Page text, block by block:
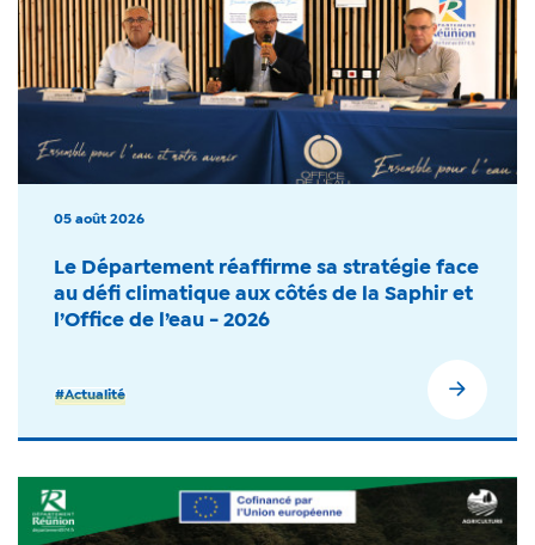
05 août 2026
Le Département réaffirme sa stratégie face
au défi climatique aux côtés de la Saphir et
l’Office de l’eau - 2026
#Actualité